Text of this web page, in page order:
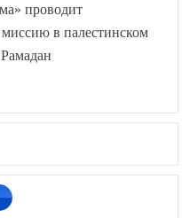
проводит
в палестинском